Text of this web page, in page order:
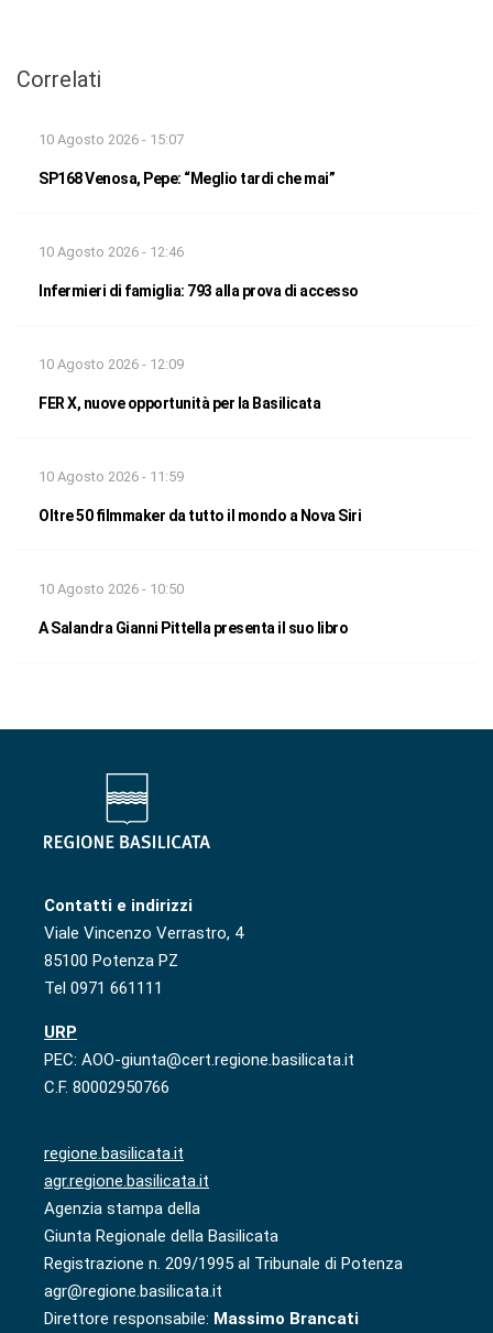
Correlati
10 Agosto 2026 - 15:07
SP168 Venosa, Pepe: “Meglio tardi che mai”
10 Agosto 2026 - 12:46
Infermieri di famiglia: 793 alla prova di accesso
10 Agosto 2026 - 12:09
FER X, nuove opportunità per la Basilicata
10 Agosto 2026 - 11:59
Oltre 50 filmmaker da tutto il mondo a Nova Siri
10 Agosto 2026 - 10:50
A Salandra Gianni Pittella presenta il suo libro
Contatti e indirizzi
Viale Vincenzo Verrastro, 4
85100 Potenza PZ
Tel 0971 661111
URP
PEC: AOO-giunta@cert.regione.basilicata.it
C.F. 80002950766
regione.basilicata.it
agr.regione.basilicata.it
Agenzia stampa della
Giunta Regionale della Basilicata
Registrazione n. 209/1995 al Tribunale di Potenza
agr@regione.basilicata.it
Direttore responsabile: Massimo Brancati